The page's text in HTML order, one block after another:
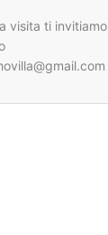
visita ti invitiamo